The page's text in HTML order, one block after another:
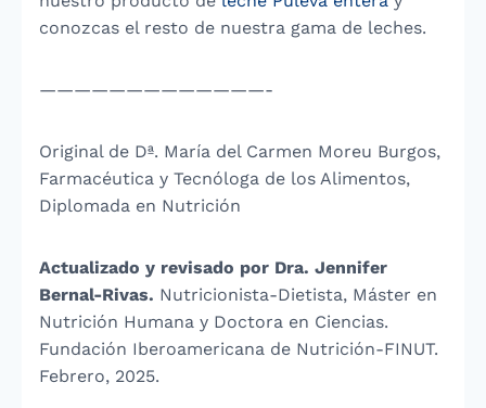
conozcas el resto de nuestra gama de leches.
—————————————-
Original de Dª. María del Carmen Moreu Burgos,
Farmacéutica y Tecnóloga de los Alimentos,
Diplomada en Nutrición
Actualizado y revisado por Dra. Jennifer
Bernal-Rivas. Nutricionista-Dietista, Máster en
Nutrición Humana y Doctora en Ciencias.
Fundación Iberoamericana de Nutrición-FINUT.
Febrero, 2025.